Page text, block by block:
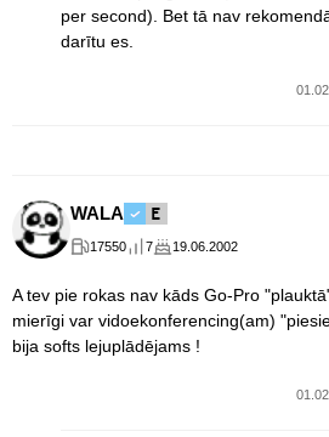
per second). Bet tā nav
darītu es.
WALA
17550 7 19.06.2002
A tev pie rokas nav kāds Go-Pro
mierīgi var vidoekonferencing(am)
bija softs lejuplādējams !